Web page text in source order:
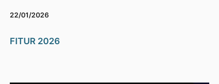
22/01/2026
FITUR 2026